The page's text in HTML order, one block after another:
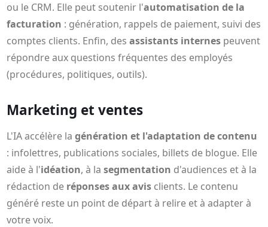
ou le CRM. Elle peut soutenir l'automatisation de la
facturation : génération, rappels de paiement, suivi des
comptes clients. Enfin, desassistants internes peuvent
répondre aux questions fréquentes des employés
(procédures, politiques, outils).
Marketing et ventes
L'IA accélère lagénération et l'adaptation de contenu
: infolettres, publications sociales, billets de blogue. Elle
aide à l'idéation, à lasegmentation d'audiences et à la
rédaction de réponses aux avis clients. Le contenu
généré reste un point de départ à relire et à adapter à
votre voix.